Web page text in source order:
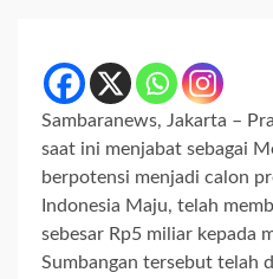
Sambaranews, Jakarta –
saat ini menjabat sebagai
berpotensi menjadi calon
Indonesia Maju, telah
sebesar Rp5 miliar kepada
Sumbangan tersebut telah